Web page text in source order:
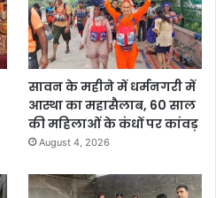
सावन के महीने में धर्मनगरी में
आस्था का महासैलाब, 60 साल
की महिलाओं के कंधों पर कांवड़
August 4, 2026